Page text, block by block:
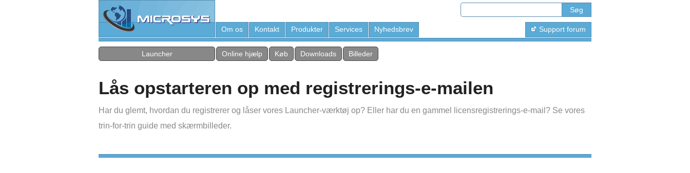
Om os Kontakt Produkter Services Nyhedsbrev Support forum
Launcher Online hjælp Køb Downloads Billeder
Lås opstarteren op med registrerings-e-mailen
Har du glemt, hvordan du registrerer og låser vores Launcher-værktøj op? Eller har du en gammel licensregistrerings-e-mail? Se vores
trin-for-trin guide med skærmbilleder.